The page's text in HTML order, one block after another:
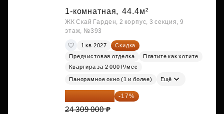
1-комнатная, 44.4м²
ЖК Скай Гарден, 2 корпус, 3 секция, 9
этаж, №393
1 кв 2027
Скидка
Предчистовая отделка
Платите как хотите
Квартира за 2 000 ₽/мес
Панорамное окно (1 и более) Ещё
20 176 470 ₽ -17%
24 309 000 ₽